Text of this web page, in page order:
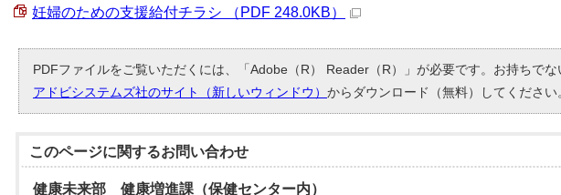
妊婦のための支援給付チラシ （PDF 248.0KB）
PDFファイルをご覧いただくには、「Adobe（R） Reader（R）」が必要です。お持ちでな
アドビシステムズ社のサイト（新しいウィンドウ） からダウンロード（無料）してください
このページに関するお問い合わせ
健康未来部 健康増進課（保健センター内）